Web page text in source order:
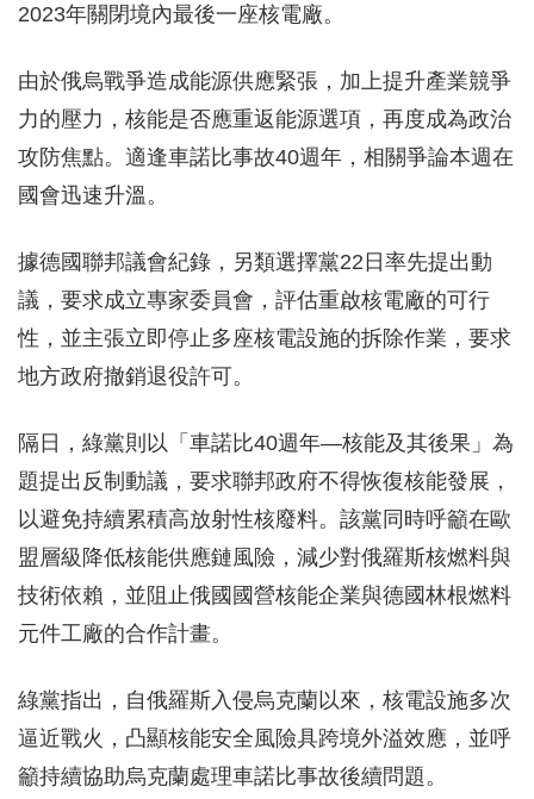
2023年關閉境內最後一座核電廠。
由於俄烏戰爭造成能源供應緊張，加上提升產業競爭
力的壓力，核能是否應重返能源選項，再度成為政治
攻防焦點。適逢車諾比事故40週年，相關爭論本週在
國會迅速升溫。
據德國聯邦議會紀錄，另類選擇黨22日率先提出動
議，要求成立專家委員會，評估重啟核電廠的可行
性，並主張立即停止多座核電設施的拆除作業，要求
地方政府撤銷退役許可。
隔日，綠黨則以「車諾比40週年—核能及其後果」為
題提出反制動議，要求聯邦政府不得恢復核能發展，
以避免持續累積高放射性核廢料。該黨同時呼籲在歐
盟層級降低核能供應鏈風險，減少對俄羅斯核燃料與
技術依賴，並阻止俄國國營核能企業與德國林根燃料
元件工廠的合作計畫。
綠黨指出，自俄羅斯入侵烏克蘭以來，核電設施多次
逼近戰火，凸顯核能安全風險具跨境外溢效應，並呼
籲持續協助烏克蘭處理車諾比事故後續問題。